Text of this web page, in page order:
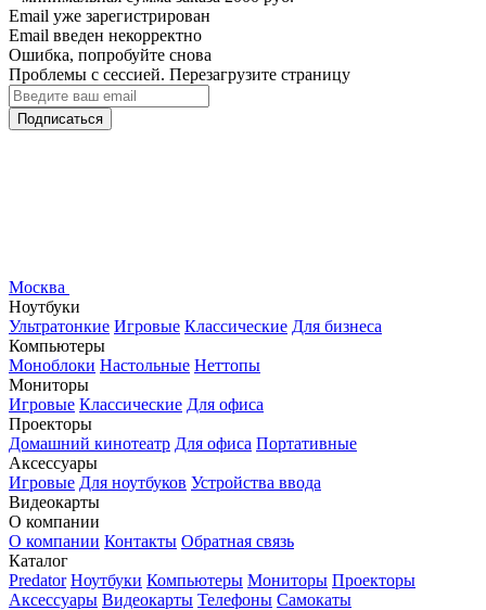
Email уже зарегистрирован
Email введен некорректно
Ошибка, попробуйте снова
Проблемы с сессией. Перезагрузите страницу
Подписаться
Москва
Ноутбуки
Ультратонкие Игровые Классические Для бизнеса
Компьютеры
Моноблоки Настольные Неттопы
Мониторы
Игровые Классические Для офиса
Проекторы
Домашний кинотеатр Для офиса Портативные
Аксессуары
Игровые Для ноутбуков Устройства ввода
Видеокарты
О компании
О компании Контакты Обратная связь
Каталог
Predator Ноутбуки Компьютеры Мониторы Проекторы
Аксессуары Видеокарты Телефоны Самокаты